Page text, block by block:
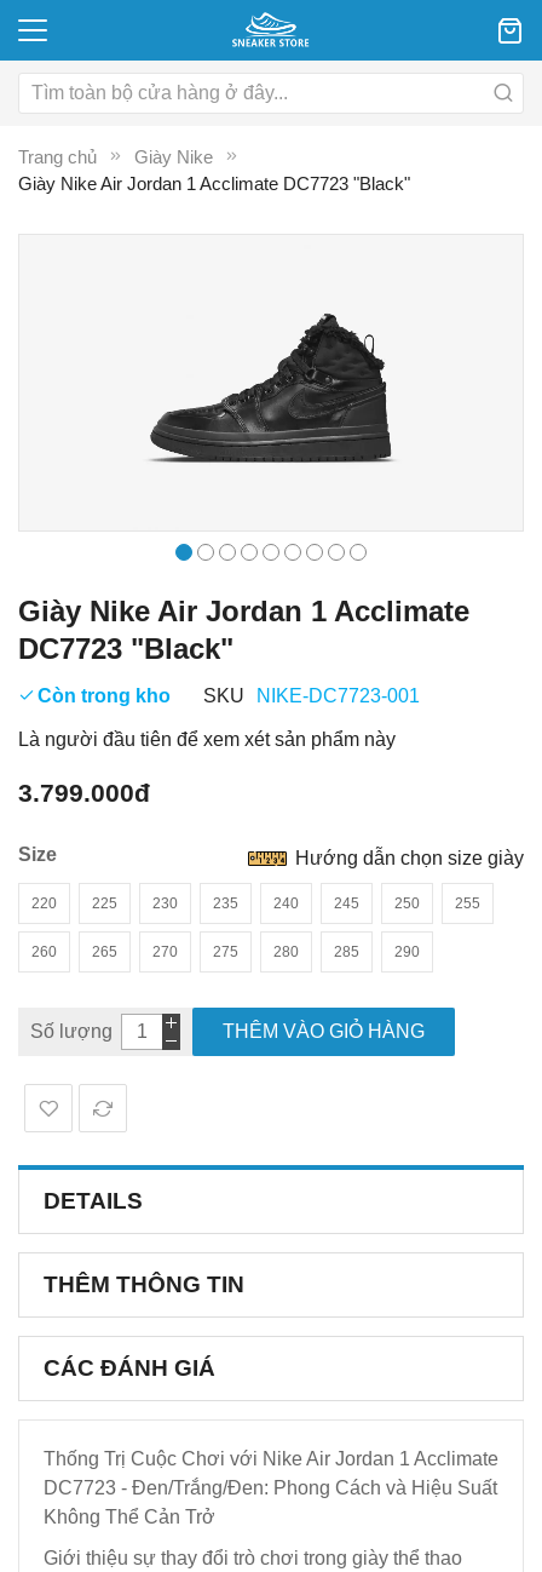
Trang chủ
Giày Nike
Giày Nike Air Jordan 1 Acclimate DC7723 "Black"
Giày Nike Air Jordan 1 Acclimate
DC7723 "Black"
Còn trong kho SKU NIKE-DC7723-001
Là người đầu tiên để xem xét sản phẩm này
3.799.000đ
Size
220 225 230 235 240 245 250 255
260 265 270 275 280 285 290
Hướng dẫn chọn size giày
Số lượng THÊM VÀO GIỎ HÀNG
DETAILS
THÊM THÔNG TIN
CÁC ĐÁNH GIÁ
Thống Trị Cuộc Chơi với Nike Air Jordan 1 Acclimate
DC7723 - Đen/Trắng/Đen: Phong Cách và Hiệu Suất
Không Thể Cản Trở
Giới thiệu sự thay đổi trò chơi trong giày thể thao